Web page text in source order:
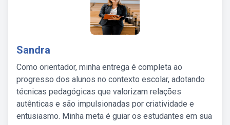
Sandra
Como orientador, minha entrega é completa ao
progresso dos alunos no contexto escolar, adotando
técnicas pedagógicas que valorizam relações
autênticas e são impulsionadas por criatividade e
entusiasmo. Minha meta é guiar os estudantes em sua